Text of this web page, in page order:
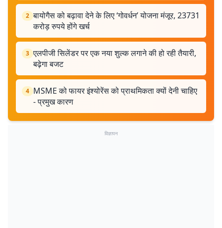
2 बायोगैस को बढ़ावा देने के लिए ‘गोवर्धन’ योजना मंजूर, 23731
करोड़ रुपये होंगे खर्च
3 एलपीजी सिलेंडर पर एक नया शुल्क लगाने की हो रही तैयारी,
बढ़ेगा बजट
4 MSME को फायर इंश्योरेंस को प्राथमिकता क्यों देनी चाहिए
- प्रमुख कारण
विज्ञापन